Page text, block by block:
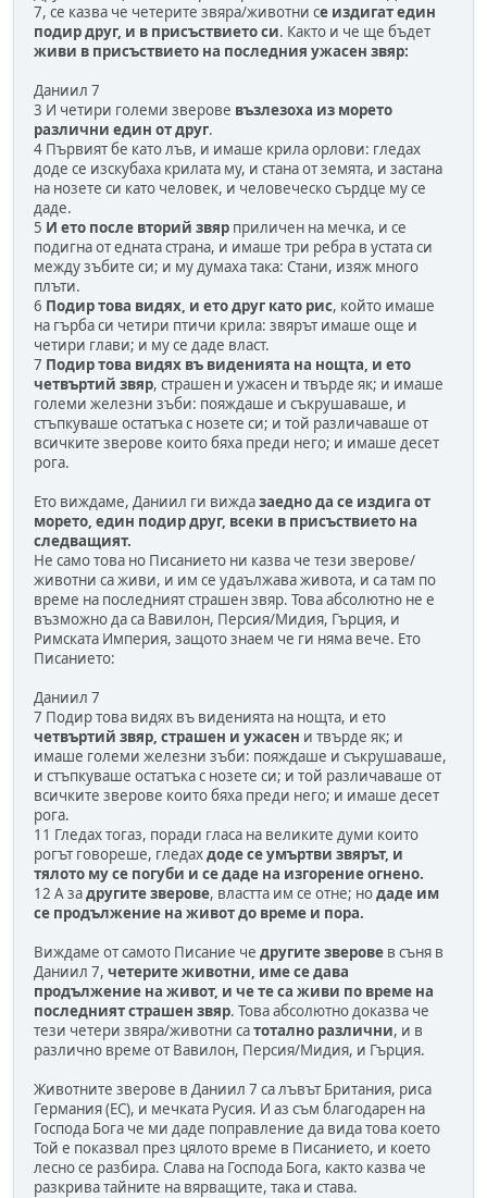
7, се казва че четерите звяра/животни се издигат един
подир друг, и в присъствието си. Както и че ще бъдет
живи в присъствието на последния ужасен звяр:
Даниил 7
3 И четири големи зверове възлезоха из морето
различни един от друг.
4 Първият бе като лъв, и имаше крила орлови: гледах
доде се изскубаха крилата му, и стана от земята, и застана
на нозете си като человек, и человеческо сърдце му се
даде.
5 И ето после вторий звяр приличен на мечка, и се
подигна от едната страна, и имаше три ребра в устата си
между зъбите си; и му думаха така: Стани, изяж много
плъти.
6 Подир това видях, и ето друг като рис, който имаше
на гърба си четири птичи крила: звярът имаше още и
четири глави; и му се даде власт.
7 Подир това видях въ виденията на нощта, и ето
четвъртий звяр, страшен и ужасен и твърде як; и имаше
големи железни зъби: пояждаше и съкрушаваше, и
стъпкуваше остатъка с нозете си; и той различаваше от
всичките зверове които бяха преди него; и имаше десет
рога.
Ето виждаме, Даниил ги виждазаедно да се издига от
морето, един подир друг, всеки в присъствието на
следващият.
Не само това но Писанието ни казва че тези зверове/
животни са живи, и им се удаължава живота, и са там по
време на последният страшен звяр. Това абсолютно не е
възможно да са Вавилон, Персия/Мидия, Гърция, и
Римската Империя, защото знаем че ги няма вече. Ето
Писанието:
Даниил 7
7 Подир това видях въ виденията на нощта, и ето
четвъртий звяр, страшен и ужасен и твърде як; и
имаше големи железни зъби: пояждаше и съкрушаваше,
и стъпкуваше остатъка с нозете си; и той различаваше от
всичките зверове които бяха преди него; и имаше десет
рога.
11 Гледах тогаз, поради гласа на великите думи които
рогът говореше, гледахдоде се умъртви звярът, и
тялото му се погуби и се даде на изгорение огнено.
12 А задругите зверове, властта им се отне; нодаде им
се продължение на живот до време и пора.
Виждаме от самото Писание че другите зверове в съня в
Даниил 7, четерите животни, име се дава
продължение на живот, и че те са живи по време на
последният страшен звяр. Това абсолютно доказва че
тези четери звяра/животни сатотално различни, и в
различно време от Вавилон, Персия/Мидия, и Гърция.
Животните зверове в Даниил 7 са лъвът Британия, риса
Германия (ЕС), и мечката Русия. И аз съм благодарен на
Господа Бога че ми даде поправление да вида това което
Той е показвал през цялото време в Писанието, и което
лесно се разбира. Слава на Господа Бога, както казва че
разкрива тайните на вярващите, така и става.